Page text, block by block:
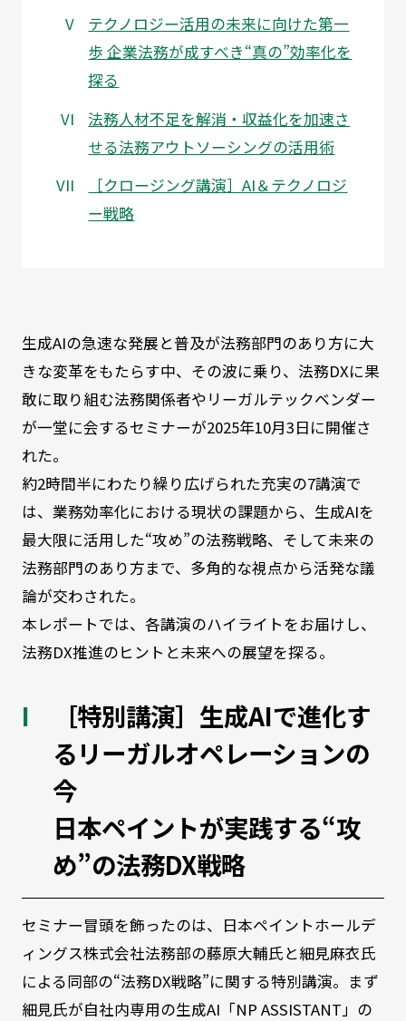
テクノロジー活用の未来に向けた第一
歩 企業法務が成すべき“真の”効率化を
探る
法務人材不足を解消・収益化を加速さ
せる法務アウトソーシングの活用術
［クロージング講演］AI＆テクノロジ
ー戦略
生成AIの急速な発展と普及が法務部門のあり方に大
きな変革をもたらす中、その波に乗り、法務DXに果
敢に取り組む法務関係者やリーガルテックベンダー
が一堂に会するセミナーが2025年10月3日に開催さ
れた。
約2時間半にわたり繰り広げられた充実の7講演で
は、業務効率化における現状の課題から、生成AIを
最大限に活用した“攻め”の法務戦略、そして未来の
法務部門のあり方まで、多角的な視点から活発な議
論が交わされた。
本レポートでは、各講演のハイライトをお届けし、
法務DX推進のヒントと未来への展望を探る。
［特別講演］生成AIで進化す
るリーガルオペレーションの
今
日本ペイントが実践する“攻
め”の法務DX戦略
セミナー冒頭を飾ったのは、日本ペイントホールデ
ィングス株式会社法務部の藤原大輔氏と細見麻衣氏
による同部の“法務DX戦略”に関する特別講演。まず
細見氏が自社内専用の生成AI「NP ASSISTANT」の